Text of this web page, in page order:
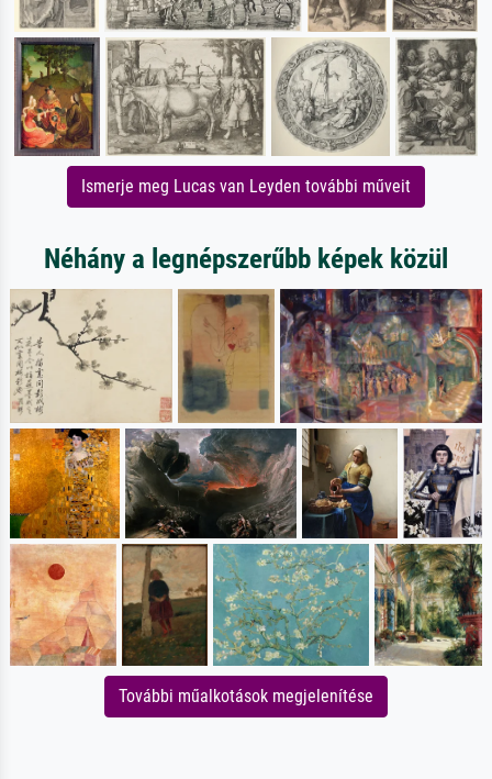
Ismerje meg Lucas van Leyden további műveit
Néhány a legnépszerűbb képek közül
További műalkotások megjelenítése